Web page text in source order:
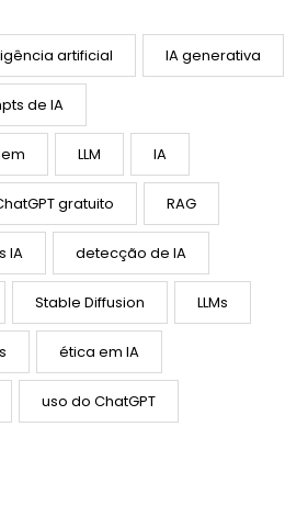
artificial IA generativa
de IA
LLM IA
gratuito RAG
IA detecção de IA
Stable Diffusion LLMs
ética em IA
uso do ChatGPT